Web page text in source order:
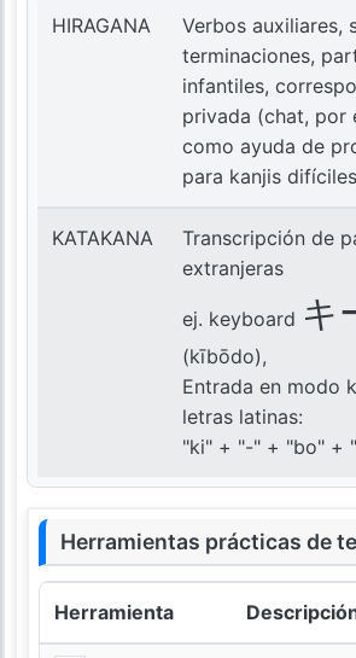
HIRAGANA
Verbos auxiliares,
terminaciones,
infantiles,
privada (chat, por
como ayuda de
para kanjis
KATAKANA
Transcripción de
extranjeras
ej. keyboard キ
(kībōdo),
Entrada en modo
letras latinas:
"ki" + "-" + "bo" +
Herramientas prácticas de
Herramienta